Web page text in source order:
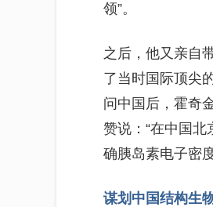
领”。
之后，他又亲自
了当时国际顶尖
问中国后，霍奇
赞说：“在中国
确胰岛素电子密
谋划中国结构生